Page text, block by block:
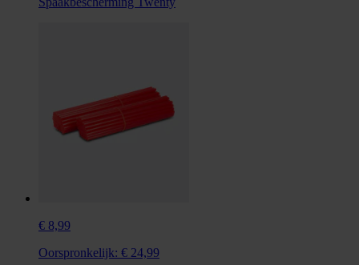
€ 8,99
Oorspronkelijk: € 24,99